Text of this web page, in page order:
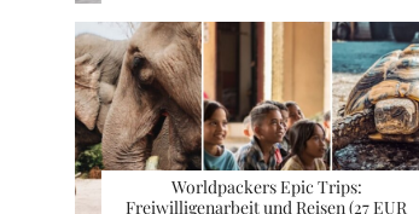
Worldpackers Epic Trips:
Freiwilligenarbeit und Reisen (27 EUR